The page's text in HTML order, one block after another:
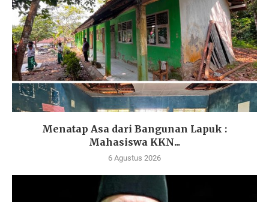
Menatap Asa dari Bangunan Lapuk :
Mahasiswa KKN...
6 Agustus 2026